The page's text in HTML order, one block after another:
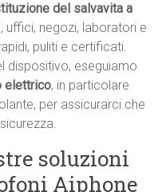
del salvavita a
uffici, negozi, laboratori e
puliti e certificati.
dispositivo, eseguiamo
elettrico, in particolare
per assicurarci che
soluzioni
Aiphone